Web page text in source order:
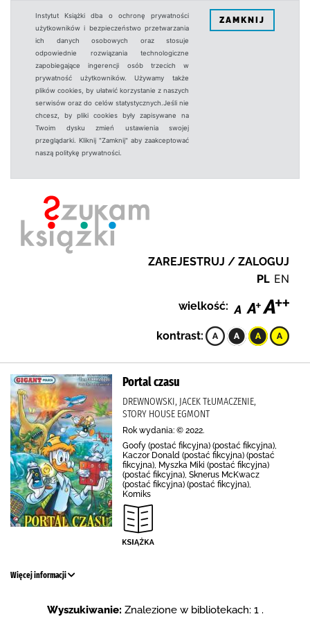
Instytut Książki dba o ochronę prywatności
użytkowników i bezpieczeństwo przetwarzania
ich danych osobowych oraz stosuje
odpowiednie rozwiązania technologiczne
zapobiegające ingerencji osób trzecich w
prywatność użytkowników. Używamy także
plików cookies, by ułatwić korzystanie z naszych
serwisów oraz do celów statystycznych.Jeśli nie
chcesz, by pliki cookies były zapisywane na
Twoim dysku zmień ustawienia swojej
przeglądarki. Kliknij "Zamknij" aby zaakceptować
naszą politykę prywatności.
ZAMKNIJ
ZAREJESTRUJ / ZALOGUJ
PL EN
wielkość:
kontrast:
Portal czasu
DREWNOWSKI, JACEK TŁUMACZENIE,
STORY HOUSE EGMONT
Rok wydania: © 2022.
Goofy (postać fikcyjna) (postać fikcyjna),
Kaczor Donald (postać fikcyjna) (postać
fikcyjna), Myszka Miki (postać fikcyjna)
(postać fikcyjna), Sknerus McKwacz
(postać fikcyjna) (postać fikcyjna),
Komiks
Więcej informacji
Wyszukiwanie: Znalezione w bibliotekach: 1 .